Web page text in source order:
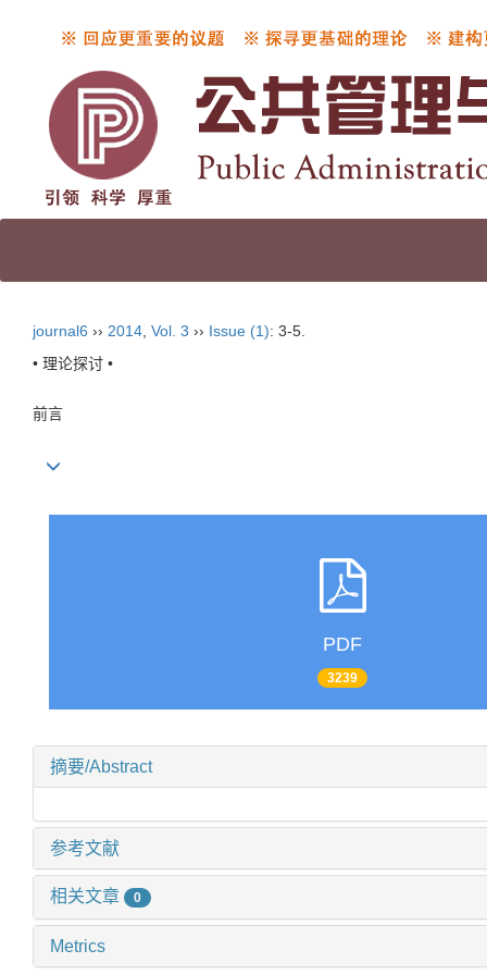
journal6 ›› 2014 Vol. 3 ›› Issue (1): 3-5.
• 理论探讨 •
前言
PDF
3239
摘要/Abstract
参考文献
相关文章 0
Metrics